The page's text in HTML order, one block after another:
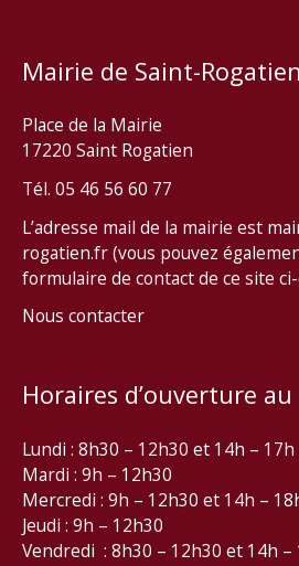
Mairie de Saint-Rogatien
Place de la Mairie
17220 Saint Rogatien
Tél. 05 46 56 60 77
L’adresse mail de la mairie est
rogatien.fr (vous pouvez
formulaire de contact de ce site
Nous contacter
Horaires d’ouverture
Lundi : 8h30 – 12h30 et 14h – 17h
Mardi : 9h – 12h30
Mercredi : 9h – 12h30 et 14h –
Jeudi : 9h – 12h30
Vendredi : 8h30 – 12h30 et 14h –